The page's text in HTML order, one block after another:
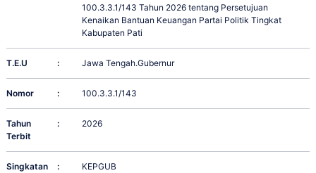
100.3.3.1/143 Tahun 2026 tentang Persetujuan
Kenaikan Bantuan Keuangan Partai Politik Tingkat
Kabupaten Pati
T.E.U : Jawa Tengah.Gubernur
Nomor : 100.3.3.1/143
Tahun
Terbit
: 2026
Singkatan
: KEPGUB